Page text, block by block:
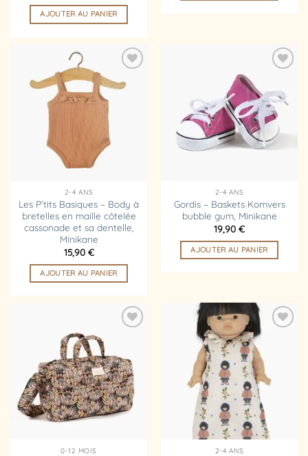
AJOUTER AU PANIER
Ajouter
à la
2-4 ANS
Les P’tits Basiques – Body à
bretelles en maille côtelée
cassonade et sa dentelle,
Minikane
15,90 €
AJOUTER AU PANIER
liste
d’envies
2-4 ANS
Gordis – Baskets Komvers
bubble gum, Minikane
19,90 €
AJOUTER AU PANIER
liste
d’envies
0-12 MOIS
d’envies
2-4 ANS